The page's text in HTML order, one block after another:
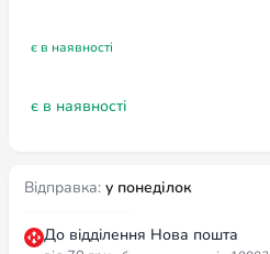
є в наявності
є в наявності
Відправка: у понеділок
До відділення Нова пошта